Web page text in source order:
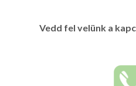
Vedd fel velünk a